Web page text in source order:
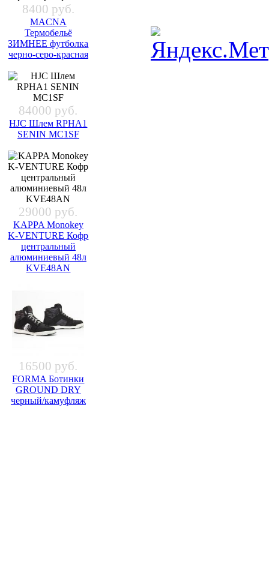
8400 руб.
MACNA
Термобельё
ЗИМНЕЕ футболка
черно-серо-красная
84000 руб.
HJC Шлем RPHA1
SENIN MC1SF
29000 руб.
KAPPA Monokey
K-VENTURE Кофр
центральный
алюминиевый 48л
KVE48AN
16500 руб.
FORMA Ботинки
GROUND DRY
черный/камуфляж